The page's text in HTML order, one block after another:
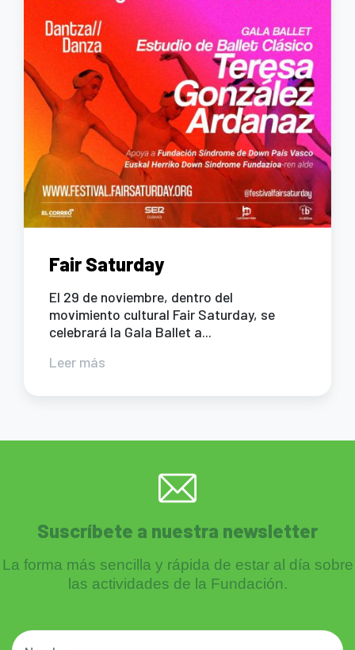
Fair Saturday
El 29 de noviembre, dentro del
movimiento cultural Fair Saturday, se
celebrará la Gala Ballet a...
Leer más
Suscríbete a nuestra newsletter
La forma más sencilla y rápida de estar al día sobre
las actividades de la Fundación.